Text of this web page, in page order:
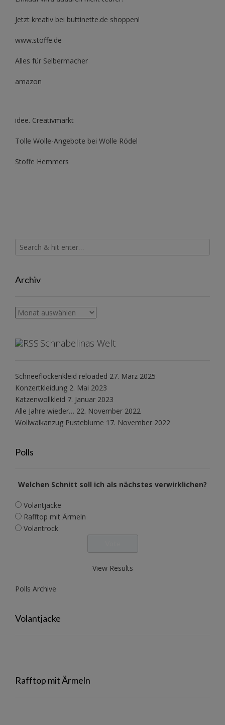
Jetzt kreativ bei buttinette.de shoppen!
www.stoffe.de
Alles für Selbermacher
amazon
idee. Creativmarkt
Tolle Wolle-Angebote bei Wolle Rödel
Stoffe Hemmers
Archiv
Archiv
Schnabelinas Welt
Schneeflockenkleid reloaded 27. März 2025
Konzertkleidung 2. Mai 2023
Katzenwollkleid 7. Januar 2023
Alle Jahre wieder… 22. November 2022
Wollwalkanzug Pusteblume 17. November 2022
Polls
Welchen Schnitt soll ich als nächstes verwirklichen?
Volantjacke
Rafftop mit Ärmeln
Volantrock
View Results
Polls Archive
Volantjacke
Rafftop mit Ärmeln